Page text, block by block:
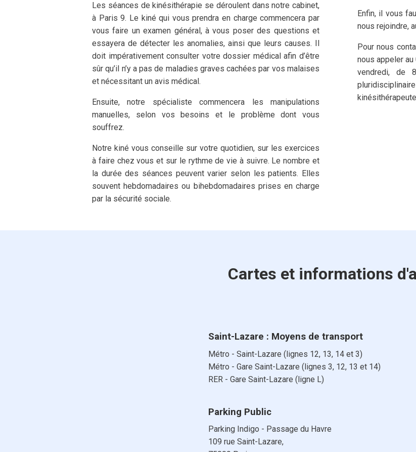
Les séances de kinésithérapie se déroulent dans notre cabinet,
à Paris 9. Le kiné qui vous prendra en charge commencera par
vous faire un examen général, à vous poser des questions et
essayera de détecter les anomalies, ainsi que leurs causes. Il
doit impérativement consulter votre dossier médical afin d’être
sûr qu’il n’y a pas de maladies graves cachées par vos malaises
et nécessitant un avis médical.
Ensuite, notre spécialiste commencera les manipulations
manuelles, selon vos besoins et le problème dont vous
souffrez.
Notre kiné vous conseille sur votre quotidien, sur les exercices
à faire chez vous et sur le rythme de vie à suivre. Le nombre et
la durée des séances peuvent varier selon les patients. Elles
souvent hebdomadaires ou bihebdomadaires prises en charge
par la sécurité sociale.
Enfin, il vous
nous rejoindre,
Pour nous
nous appeler
vendredi, de
Cartes et informations
Saint-Lazare : Moyens de transport
Métro - Saint-Lazare (lignes 12, 13, 14 et 3)
Métro - Gare Saint-Lazare (lignes 3, 12, 13 et 14)
RER - Gare Saint-Lazare (ligne L)
Parking Public
Parking Indigo - Passage du Havre
109 rue Saint-Lazare,